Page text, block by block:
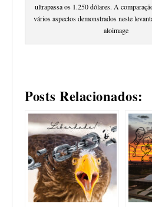
ultrapassa os 1.250 dólares. A
vários aspectos demonstrados neste
aloimage
Posts Relacionados: